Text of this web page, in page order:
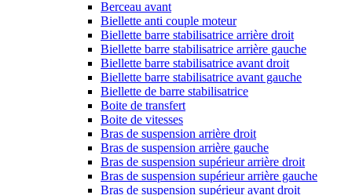
Berceau avant
Biellette anti couple moteur
Biellette barre stabilisatrice arrière droit
Biellette barre stabilisatrice arrière gauche
Biellette barre stabilisatrice avant droit
Biellette barre stabilisatrice avant gauche
Biellette de barre stabilisatrice
Boite de transfert
Boite de vitesses
Bras de suspension arrière droit
Bras de suspension arrière gauche
Bras de suspension supérieur arrière droit
Bras de suspension supérieur arrière gauche
Bras de suspension supérieur avant droit